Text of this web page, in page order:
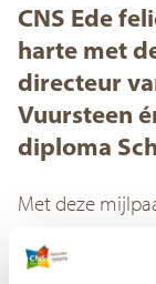
CNS Ede
harte met
directeur
Vuursteen
diploma
Met deze
ontwikkeling
onderwijs op